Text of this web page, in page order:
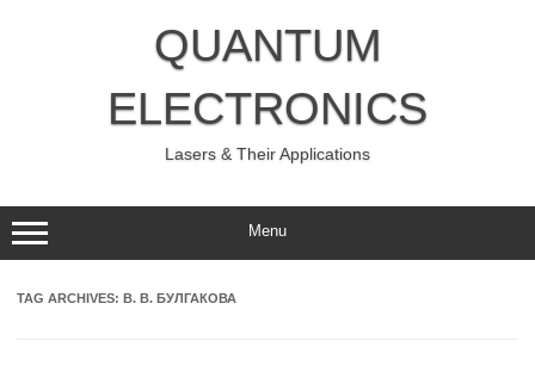
QUANTUM
ELECTRONICS
Lasers & Their Applications
Menu
TAG ARCHIVES: В. В. БУЛГАКОВА